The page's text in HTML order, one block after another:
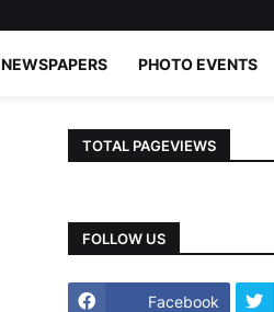
NEWSPAPERS PHOTO EVENTS
TOTAL PAGEVIEWS
FOLLOW US
Facebook